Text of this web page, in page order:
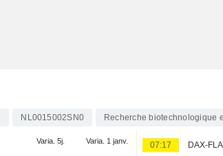
NL0015002SN0 Recherche biotechnologique
Varia. 5j. Varia. 1 janv. 07:17